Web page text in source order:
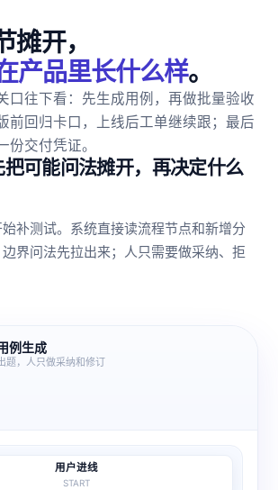
摊开，
产品里长什么样。
口往下看：先生成用例，再做批量验收
前回归卡口，上线后工单继续跟；最后
份交付凭证。
可能问法摊开，再决定什么
补测试。系统直接读流程节点和新增分
界问法先拉出来；人只需要做采纳、拒
例生成
题，人只做采纳和修订
用户进线
START